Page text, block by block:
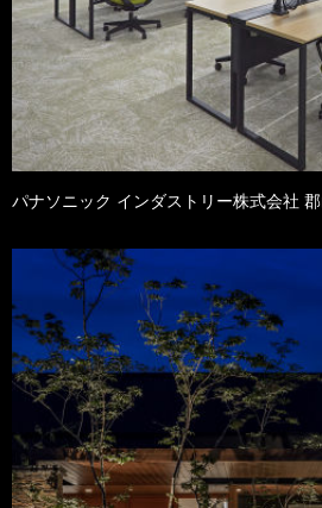
パナソニック インダストリー株式会社